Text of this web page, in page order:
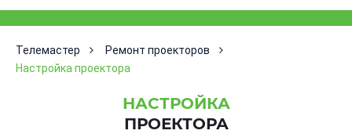
Телемастер
Ремонт проекторов
Настройка проектора
НАСТРОЙКА
ПРОЕКТОРА